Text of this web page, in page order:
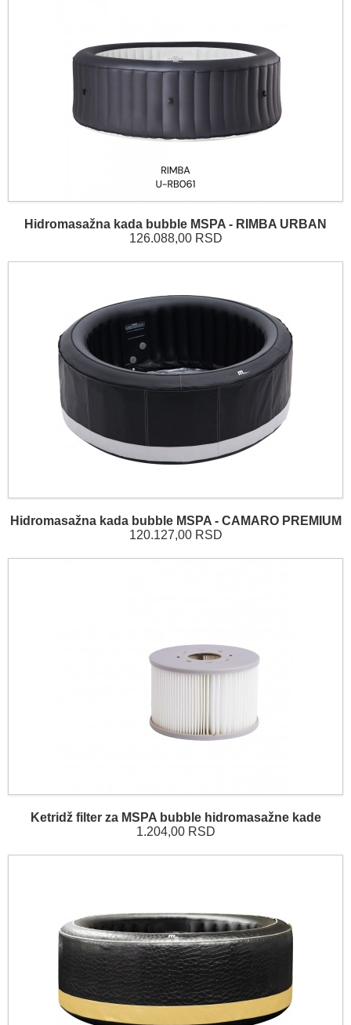
Hidromasažna kada bubble MSPA - RIMBA URBAN
126.088,00 RSD
Hidromasažna kada bubble MSPA - CAMARO PREMIUM
120.127,00 RSD
Ketridž filter za MSPA bubble hidromasažne kade
1.204,00 RSD